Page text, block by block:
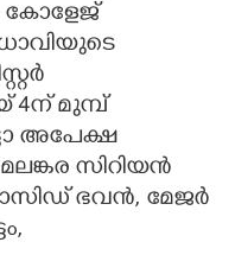
കോളേജ്
4ന് മുമ്പ്
അപേക്ഷ
സിറിയൻ
ഭവൻ, മേജർ